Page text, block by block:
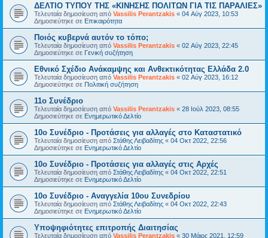
ΔΕΛΤΙΟ ΤΥΠΟΥ ΤΗΣ «ΚΙΝΗΣΗΣ ΠΟΛΙΤΩΝ ΓΙΑ ΤΙΣ ΠΑΡΑΛΙΕΣ»
Τελευταία δημοσίευση από Vassilis Perantzakis « 04 Αύγ 2023, 10:53
Δημοσιεύτηκε σε Επικαιρότητα
Ποιός κυβερνά αυτόν το τόπο;
Τελευταία δημοσίευση από Vassilis Perantzakis « 02 Αύγ 2023, 22:45
Δημοσιεύτηκε σε Γενική συζήτηση
Eθνικό Σχέδιο Ανάκαμψης και Ανθεκτικότητας Ελλάδα 2.0
Τελευταία δημοσίευση από Vassilis Perantzakis « 02 Αύγ 2023, 16:12
Δημοσιεύτηκε σε Πολιτική συζήτηση
11o Συνέδριο
Τελευταία δημοσίευση από Vassilis Perantzakis « 28 Ιούλ 2023, 08:55
Δημοσιεύτηκε σε Ενημερωτικό Δελτίο
10ο Συνέδριο - Προτάσεις για αλλαγές στο Καταστατικό
Τελευταία δημοσίευση από Στάθης Λειβαδίτης « 04 Οκτ 2022, 22:56
Δημοσιεύτηκε σε Ενημερωτικό Δελτίο
10ο Συνέδριο - Προτάσεις για αλλαγές στις Αρχές
Τελευταία δημοσίευση από Στάθης Λειβαδίτης « 04 Οκτ 2022, 22:51
Δημοσιεύτηκε σε Ενημερωτικό Δελτίο
10ο Συνέδριο - Αναγγελία 10ου Συνεδρίου
Τελευταία δημοσίευση από Στάθης Λειβαδίτης « 04 Οκτ 2022, 22:43
Δημοσιεύτηκε σε Ενημερωτικό Δελτίο
Υποψηφιότητες επιτροπής Διαιτησίας
Τελευταία δημοσίευση από Vassilis Perantzakis « 30 Μάιος 2021, 12:59